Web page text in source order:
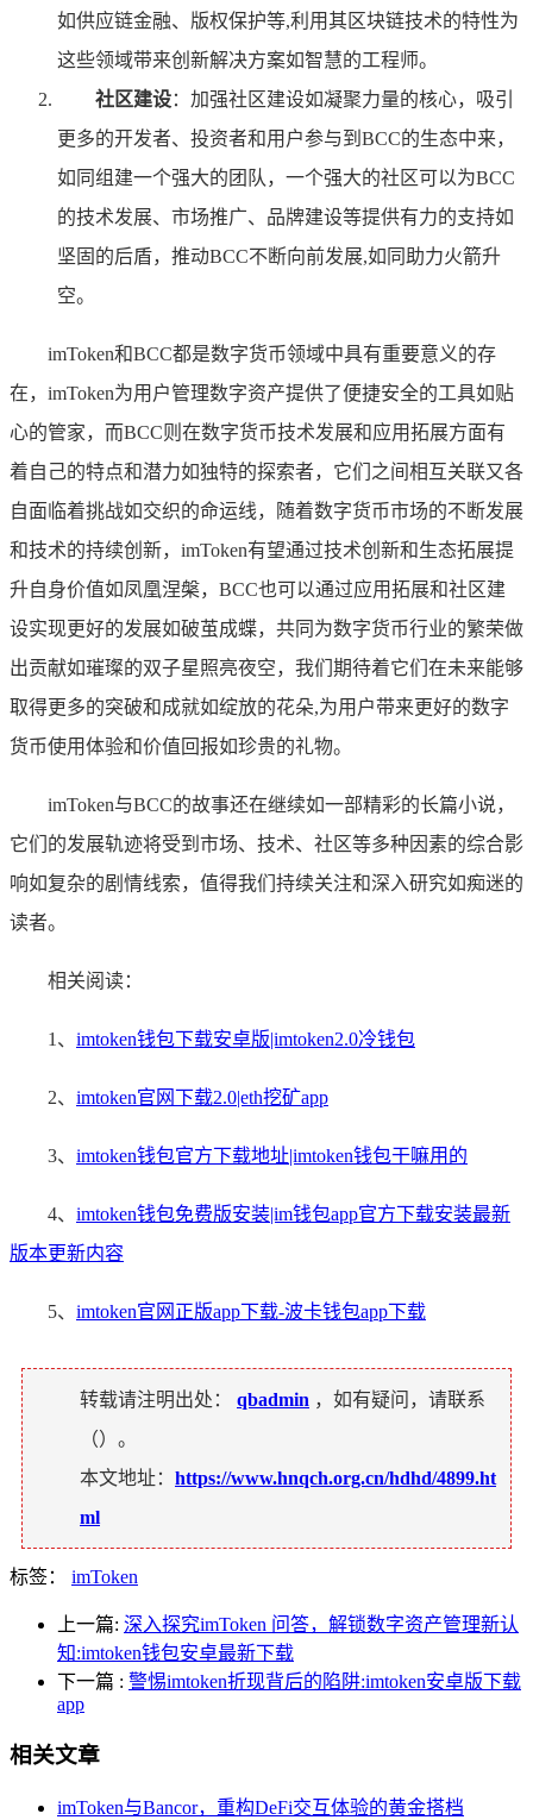
如供应链金融、版权保护等,利用其区块链技术的特性为
这些领域带来创新解决方案如智慧的工程师。
社区建设：加强社区建设如凝聚力量的核心，吸引
更多的开发者、投资者和用户参与到BCC的生态中来，
如同组建一个强大的团队，一个强大的社区可以为BCC
的技术发展、市场推广、品牌建设等提供有力的支持如
坚固的后盾，推动BCC不断向前发展,如同助力火箭升
空。
imToken和BCC都是数字货币领域中具有重要意义的存
在，imToken为用户管理数字资产提供了便捷安全的工具如贴
心的管家，而BCC则在数字货币技术发展和应用拓展方面有
着自己的特点和潜力如独特的探索者，它们之间相互关联又各
自面临着挑战如交织的命运线，随着数字货币市场的不断发展
和技术的持续创新，imToken有望通过技术创新和生态拓展提
升自身价值如凤凰涅槃，BCC也可以通过应用拓展和社区建
设实现更好的发展如破茧成蝶，共同为数字货币行业的繁荣做
出贡献如璀璨的双子星照亮夜空，我们期待着它们在未来能够
取得更多的突破和成就如绽放的花朵,为用户带来更好的数字
货币使用体验和价值回报如珍贵的礼物。
imToken与BCC的故事还在继续如一部精彩的长篇小说，
它们的发展轨迹将受到市场、技术、社区等多种因素的综合影
响如复杂的剧情线索，值得我们持续关注和深入研究如痴迷的
读者。
相关阅读：
1、 imtoken钱包下载安卓版|imtoken2.0冷钱包
2、 imtoken官网下载2.0|eth挖矿app
3、 imtoken钱包官方下载地址|imtoken钱包干嘛用的
4、 imtoken钱包免费版安装|im钱包app官方下载安装最新
版本更新内容
5、 imtoken官网正版app下载-波卡钱包app下载
转载请注明出处： qbadmin ，如有疑问，请联系
（）。
本文地址： https://www.hnqch.org.cn/hdhd/4899.ht
ml
标签： imToken
上一篇: 深入探究imToken 问答，解锁数字资产管理新认
知:imtoken钱包安卓最新下载
下一篇 : 警惕imtoken折现背后的陷阱:imtoken安卓版下载
app
相关文章
imToken与Bancor，重构DeFi交互体验的黄金搭档